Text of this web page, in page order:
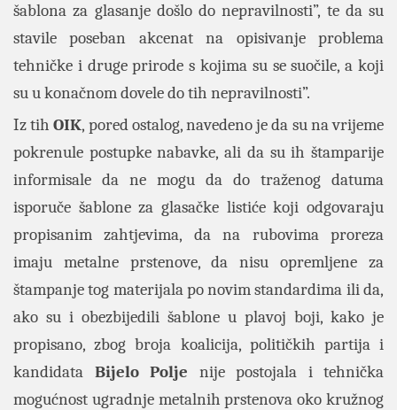
šablona za glasanje došlo do nepravilnosti”, te da su
stavile poseban akcenat na opisivanje problema
tehničke i druge prirode s kojima su se suočile, a koji
su u konačnom dovele do tih nepravilnosti”.
Iz tihOIK, pored ostalog, navedeno je da su na vrijeme
pokrenule postupke nabavke, ali da su ih štamparije
informisale da ne mogu da do traženog datuma
isporuče šablone za glasačke listiće koji odgovaraju
propisanim zahtjevima, da na rubovima proreza
imaju metalne prstenove, da nisu opremljene za
štampanje tog materijala po novim standardima ili da,
ako su i obezbijedili šablone u plavoj boji, kako je
propisano, zbog broja koalicija, političkih partija i
kandidata Bijelo Polje nije postojala i tehnička
mogućnost ugradnje metalnih prstenova oko kružnog